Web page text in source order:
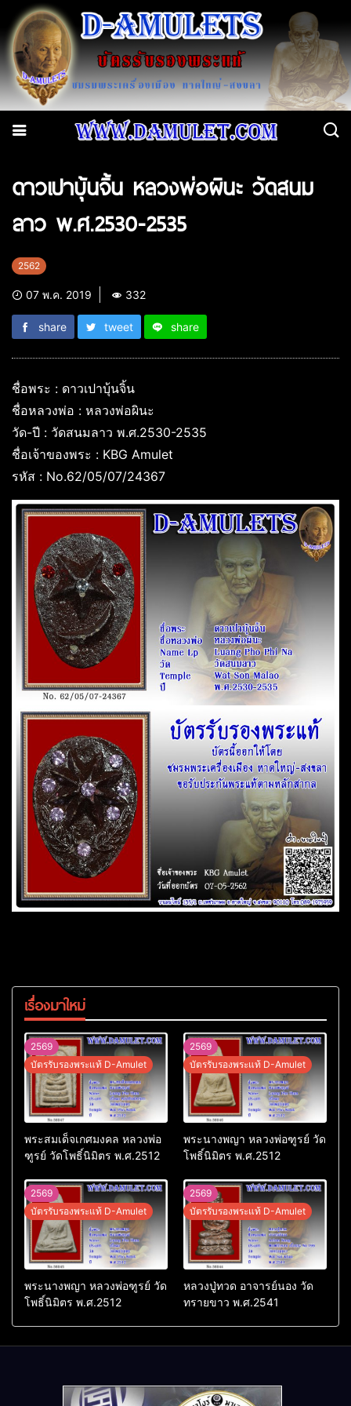
ดาวเปาบุ้นจิ้น หลวงพ่อผินะ วัดสนม
ลาว พ.ศ.2530-2535
2562
07 พ.ค. 2019 332
share tweet share
ชื่อพระ : ดาวเปาบุ้นจิ้น
ชื่อหลวงพ่อ : หลวงพ่อผินะ
วัด-ปี : วัดสนมลาว พ.ศ.2530-2535
ชื่อเจ้าของพระ : KBG Amulet
รหัส : No.62/05/07/24367
เรื่องมาใหม่
2569
บัตรรับรองพระแท้ D-Amulet
พระสมเด็จเกศมงคล หลวงพ่อ
ฑูรย์ วัดโพธิ์นิมิตร พ.ศ.2512
2569
บัตรรับรองพระแท้ D-Amulet
พระนางพญา หลวงพ่อฑูรย์ วัด
โพธิ์นิมิตร พ.ศ.2512
2569
บัตรรับรองพระแท้ D-Amulet
พระนางพญา หลวงพ่อฑูรย์ วัด
โพธิ์นิมิตร พ.ศ.2512
2569
บัตรรับรองพระแท้ D-Amulet
หลวงปู่ทวด อาจารย์นอง วัด
ทรายขาว พ.ศ.2541